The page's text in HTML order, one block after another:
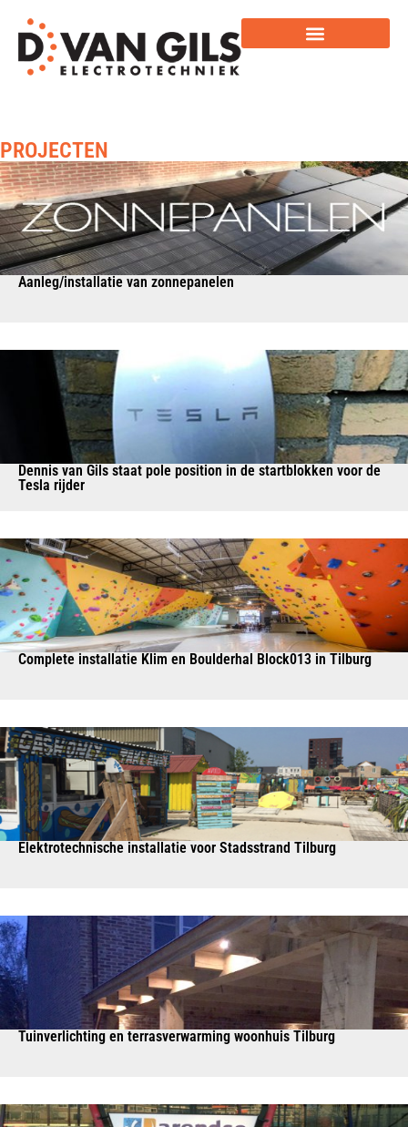
PROJECTEN
Aanleg/installatie van zonnepanelen
Dennis van Gils staat pole position in de startblokken voor de
Tesla rijder
Complete installatie Klim en Boulderhal Block013 in Tilburg
Elektrotechnische installatie voor Stadsstrand Tilburg
Tuinverlichting en terrasverwarming woonhuis Tilburg